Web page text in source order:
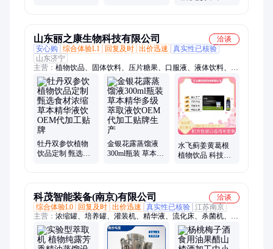
山东丽之康生物科技有限公司
洽谈
安心购
综合体验L1 回复及时 出价迅速
真实性已核验
山东济宁
主营： 植物饮品、固体饮料、压片糖果、口服液、液体饮料、阿
胶咀嚼片、果味配制酒、海参肽饮品、果味咀嚼片、小分子肽
粉、早餐营养粉、油脂凝胶糖果、鱼油凝胶糖果、植物钙蛋白粉
剂、黑蒜油凝胶糖果、蓝莓叶黄素脂片、胶原蛋白多肽饮、虾青
素凝胶糖果、果酒
牡丹双参饮植物
饮品定制 甄选食
金银花露蒸馏液
300ml瓶装 草本精
水飞蓟姜黄葛根
植物饮品 科技萃
科茂智能装备(南京)有限公司
洽谈
综合体验L0
回复及时 出价迅速 真实性已核验 江苏南京
主营： 浓缩罐、培养罐、灌装机、精华液、流化床、杀菌机、葡
萄酒、蒸发器、浓缩机、奶制品、萃取罐、提取罐、干燥机、储
奶罐、提取机、酸奶饮料、萃取设备、植物精油、真空浓缩、干